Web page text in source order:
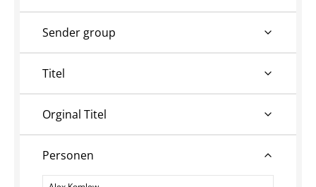
Sender group
Titel
Orginal Titel
Personen
Personen